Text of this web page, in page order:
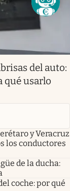
del auto:
qué usarlo
y Veracruz
los conductores
de la ducha:
coche: por qué